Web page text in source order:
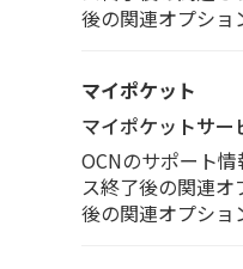
後の関連オプショ
マイポケット
マイポケットサー
OCNのサポート
ス終了後の関連
後の関連オプショ